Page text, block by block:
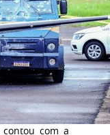
com a